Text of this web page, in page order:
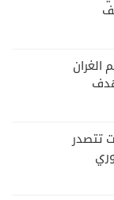
الغران
تتصدر